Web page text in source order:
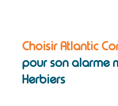
Choisir Atlantic
pour son alarme
Herbiers